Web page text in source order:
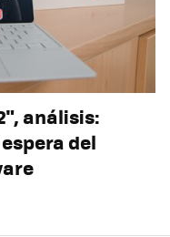
análisis:
del